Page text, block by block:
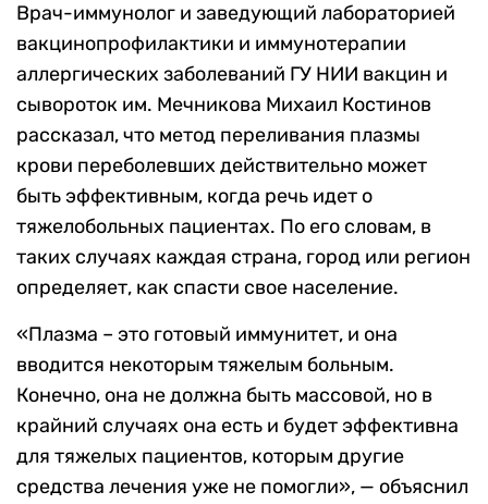
Врач-иммунолог и заведующий лабораторией
вакцинопрофилактики и иммунотерапии
аллергических заболеваний ГУ НИИ вакцин и
сывороток им. Мечникова Михаил Костинов
рассказал, что метод переливания плазмы
крови переболевших действительно может
быть эффективным, когда речь идет о
тяжелобольных пациентах. По его словам, в
таких случаях каждая страна, город или регион
определяет, как спасти свое население.
«Плазма – это готовый иммунитет, и она
вводится некоторым тяжелым больным.
Конечно, она не должна быть массовой, но в
крайний случаях она есть и будет эффективна
для тяжелых пациентов, которым другие
средства лечения уже не помогли», — объяснил